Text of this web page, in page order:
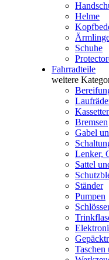
Helme
Schuhe
Fahrradteile
weitere
Bremsen
Gabel
Lenker,
Sattel
Ständer
Pumpen